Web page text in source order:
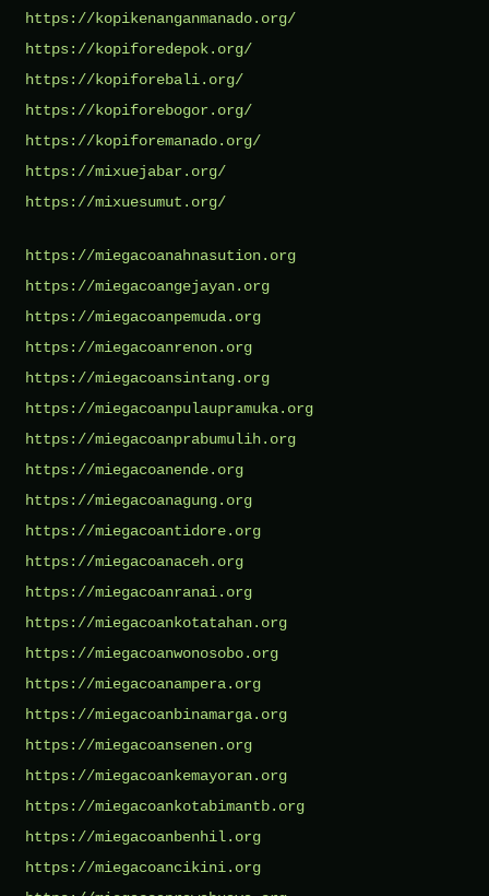
https://kopikenanganmanado.org/
https://kopiforedepok.org/
https://kopiforebali.org/
https://kopiforebogor.org/
https://kopiforemanado.org/
https://mixuejabar.org/
https://mixuesumut.org/
https://miegacoanahnasution.org
https://miegacoangejayan.org
https://miegacoanpemuda.org
https://miegacoanrenon.org
https://miegacoansintang.org
https://miegacoanpulaupramuka.org
https://miegacoanprabumulih.org
https://miegacoanende.org
https://miegacoanagung.org
https://miegacoantidore.org
https://miegacoanaceh.org
https://miegacoanranai.org
https://miegacoankotatahan.org
https://miegacoanwonosobo.org
https://miegacoanampera.org
https://miegacoanbinamarga.org
https://miegacoansenen.org
https://miegacoankemayoran.org
https://miegacoankotabimantb.org
https://miegacoanbenhil.org
https://miegacoancikini.org